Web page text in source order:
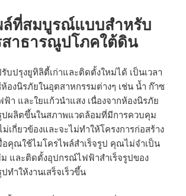
ล์ที่สมบูรณ์แบบสำหรับ
สาธารณูปโภคใต้ดิน
บปรุงยูทิลิตี้เก่าและติดตั้งใหม่ได้ เป็นเวลา
องนิรภัยในอุตสาหกรรมต่างๆ เช่น น้ำ ก๊าซ
า และใยแก้วนำแสง เนื่องจากห้องนิรภัย
ปผลิตขึ้นในสภาพแวดล้อมที่มีการควบคุม
เกี่ยวข้องและจะไม่ทำให้โครงการก่อสร้าง
คุณใช้ไมโครไพล์สำเร็จรูป คุณไม่จำเป็น
และติดตั้งอุปกรณ์ไฟฟ้าสำเร็จรูปของ
ทำให้งานเสร็จเร็วขึ้น